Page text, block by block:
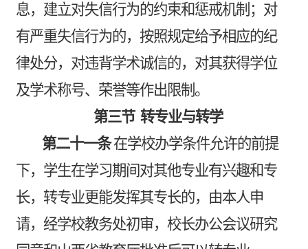
息，建立对失信行为的约束和惩戒机制；对
有严重失信行为的，按照规定给予相应的纪
律处分，对违背学术诚信的，对其获得学位
及学术称号、荣誉等作出限制。
第三节 转专业与转学
第二十一条 在学校办学条件允许的前提
下，学生在学习期间对其他专业有兴趣和专
长，转专业更能发挥其专长的，由本人申
请，经学校教务处初审，校长办公会议研究